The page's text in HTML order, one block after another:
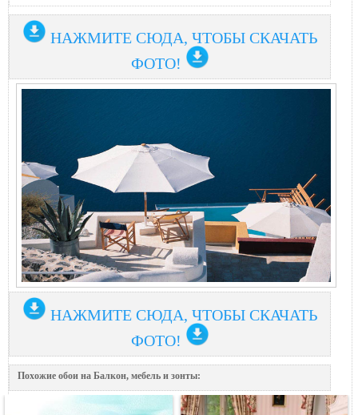
НАЖМИТЕ СЮДА, ЧТОБЫ СКАЧАТЬ
ФОТО!
НАЖМИТЕ СЮДА, ЧТОБЫ СКАЧАТЬ
ФОТО!
Похожие обои на Балкон, мебель и зонты: